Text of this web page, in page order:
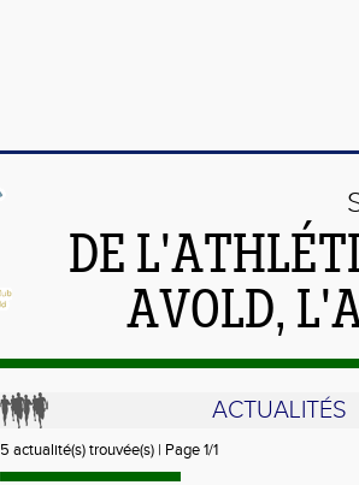
DE
AVOLD,
ACTUALITÉS
5 actualité(s) trouvée(s) | Page 1/1